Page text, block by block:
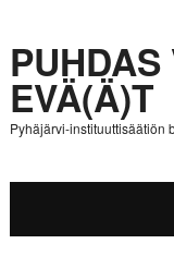
EVÄ(Ä)T
Pyhäjärvi-instituuttisäätiön